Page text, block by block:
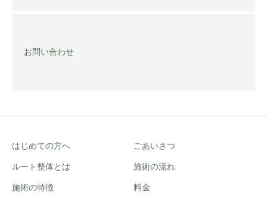
お問い合わせ
はじめての方へ ごあいさつ
ルート整体とは 施術の流れ
施術の特徴 料金